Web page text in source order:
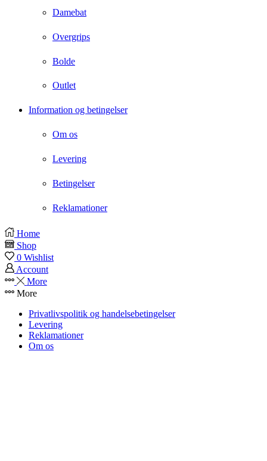
Damebat
Overgrips
Bolde
Outlet
Information og betingelser
Om os
Levering
Betingelser
Reklamationer
Instagram
Home
Shop
0 Wishlist
Account
More
More
Privatlivspolitik og handelsebetingelser
Levering
Reklamationer
Om os